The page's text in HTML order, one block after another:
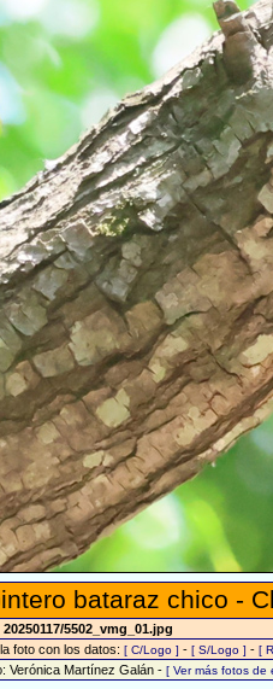
bataraz chico -
5502_vmg_01.jpg
foto con los datos: [ C/Logo ] - [ S/Logo ] - [
Verónica Martínez Galán - [ Ver más fotos de